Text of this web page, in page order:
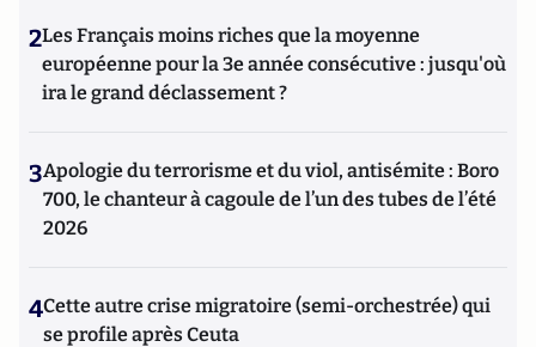
2Les Français moins riches que la moyenne
européenne pour la 3e année consécutive : jusqu'où
ira le grand déclassement ?
3Apologie du terrorisme et du viol, antisémite : Boro
700, le chanteur à cagoule de l’un des tubes de l’été
2026
4Cette autre crise migratoire (semi-orchestrée) qui
se profile après Ceuta